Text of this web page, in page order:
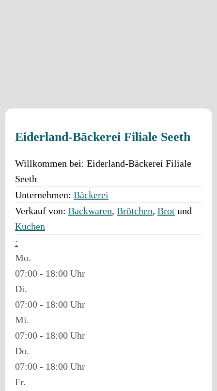
Eiderland-Bäckerei Filiale Seeth
Willkommen bei: Eiderland-Bäckerei Filiale
Seeth
Unternehmen: Bäckerei
Verkauf von: Backwaren, Brötchen, Brot und
Kuchen
:
Mo.
07:00 - 18:00
Di.
07:00 - 18:00
Mi.
07:00 - 18:00
Do.
07:00 - 18:00
Fr.